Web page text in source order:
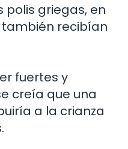
polis griegas, en
recibían
fuertes y
creía que una
a la crianza